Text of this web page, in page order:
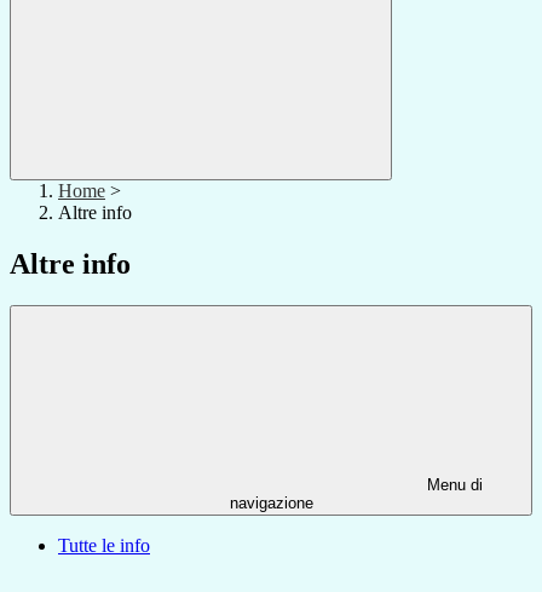
Home >
Altre info
Altre info
Menu di
navigazione
Tutte le info